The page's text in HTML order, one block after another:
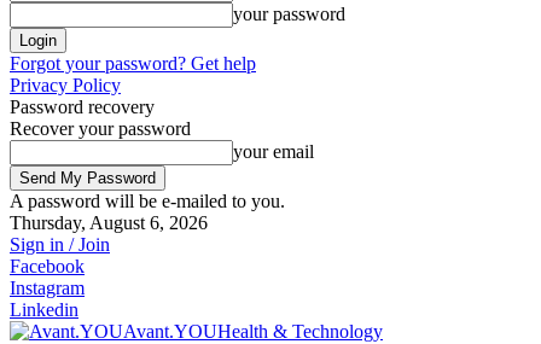
your password
Forgot your password? Get help
Privacy Policy
Password recovery
Recover your password
your email
A password will be e-mailed to you.
Thursday, August 6, 2026
Sign in / Join
Facebook
Instagram
Linkedin
Avant.YOUHealth & Technology